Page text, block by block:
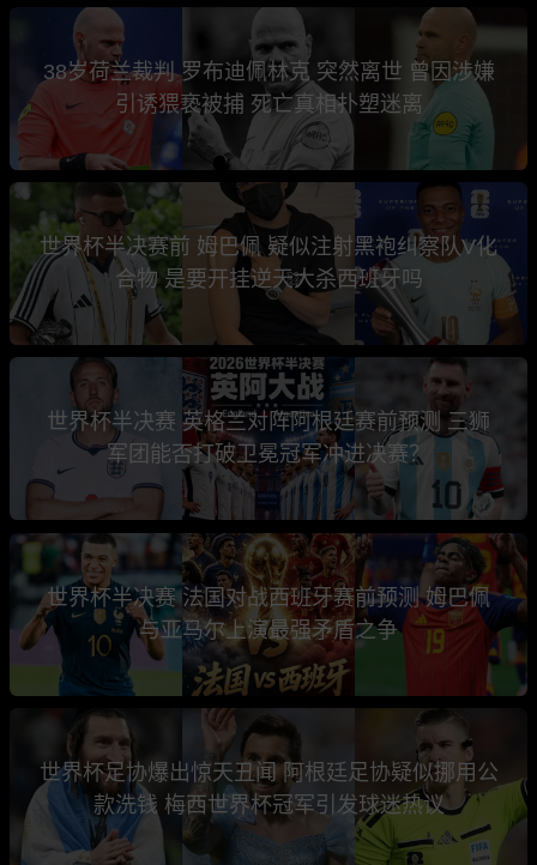
38岁荷兰裁判 罗布迪佩林克 突然离世 曾因涉嫌
引诱猥亵被捕 死亡真相扑塑迷离
世界杯半决赛前 姆巴佩 疑似注射黑袍纠察队V化
合物 是要开挂逆天大杀西班牙吗
世界杯半决赛 英格兰对阵阿根廷赛前预测 三狮
军团能否打破卫冕冠军冲进决赛？
世界杯半决赛 法国对战西班牙赛前预测 姆巴佩
与亚马尔上演最强矛盾之争
世界杯足协爆出惊天丑闻 阿根廷足协疑似挪用公
款洗钱 梅西世界杯冠军引发球迷热议